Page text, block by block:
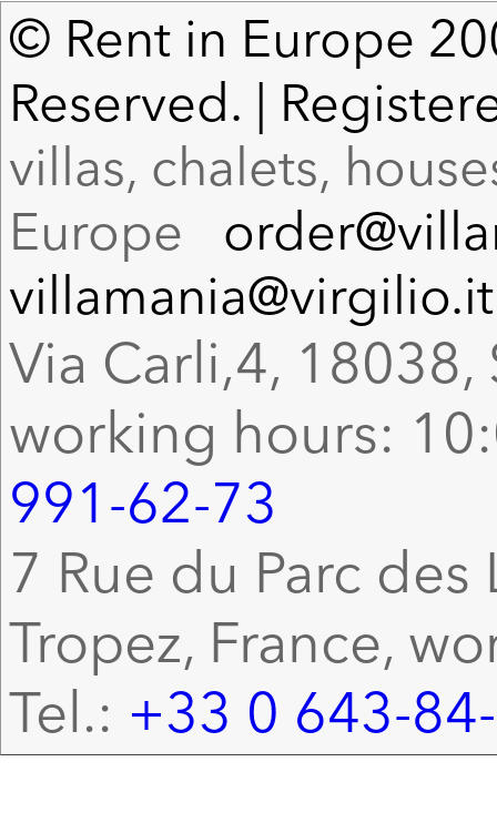
© Rent in Europe
Reserved. |
villas, chalets,
Europe
villamania@virgilio.it
Via Carli,4, 18038,
working hours:
991-62-73
7 Rue du Parc
Tropez, France,
Tel.: +33 0 643-